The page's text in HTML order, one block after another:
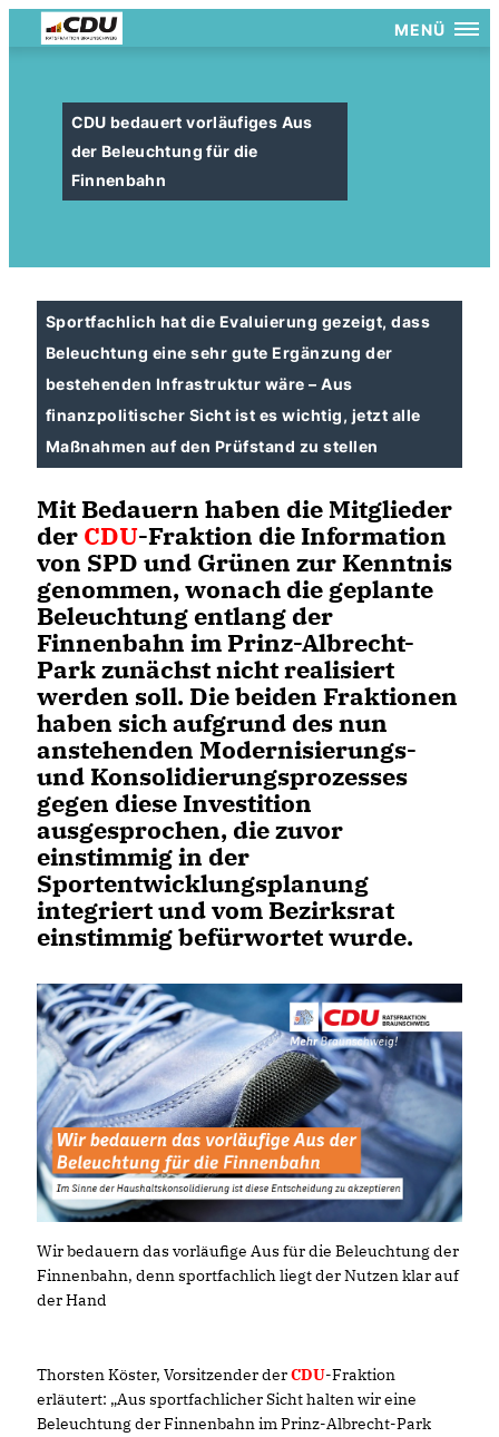
MENÜ
CDU bedauert vorläufiges Aus
der Beleuchtung für die
Finnenbahn
Sportfachlich hat die Evaluierung gezeigt, dass
Beleuchtung eine sehr gute Ergänzung der
bestehenden Infrastruktur wäre – Aus
finanzpolitischer Sicht ist es wichtig, jetzt alle
Maßnahmen auf den Prüfstand zu stellen
Mit Bedauern haben die Mitglieder
der CDU-Fraktion die Information
von SPD und Grünen zur Kenntnis
genommen, wonach die geplante
Beleuchtung entlang der
Finnenbahn im Prinz-Albrecht-
Park zunächst nicht realisiert
werden soll. Die beiden Fraktionen
haben sich aufgrund des nun
anstehenden Modernisierungs-
und Konsolidierungsprozesses
gegen diese Investition
ausgesprochen, die zuvor
einstimmig in der
Sportentwicklungsplanung
integriert und vom Bezirksrat
einstimmig befürwortet wurde.
Wir bedauern das vorläufige Aus für die Beleuchtung der
Finnenbahn, denn sportfachlich liegt der Nutzen klar auf
der Hand
Thorsten Köster, Vorsitzender derCDU-Fraktion
erläutert: „Aus sportfachlicher Sicht halten wir eine
Beleuchtung der Finnenbahn im Prinz-Albrecht-Park